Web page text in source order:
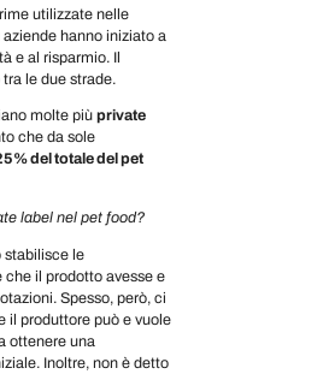
utilizzate nelle
hanno iniziato a
e al risparmio. Il
le due strade.
molte più private
che da sole
del totale del pet
label nel pet food?
stabilisce le
il prodotto avesse e
Spesso, però, ci
il produttore può e vuole
ottenere una
Inoltre, non è detto